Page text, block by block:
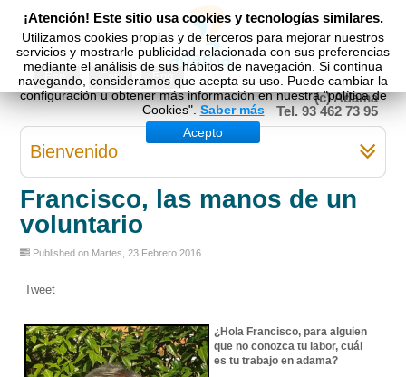
Esp Cat Eng
(c) Adama
Tel. 93 462 73 95
¡Atención! Este sitio usa cookies y tecnologías similares.
Utilizamos cookies propias y de terceros para mejorar nuestros
servicios y mostrarle publicidad relacionada con sus preferencias
mediante el análisis de sus hábitos de navegación. Si continua
navegando, consideramos que acepta su uso. Puede cambiar la
configuración u obtener más información en nuestra "política de
Cookies". Saber más
Acepto
Bienvenido
Francisco, las manos de un
voluntario
Published on Martes, 23 Febrero 2016
Tweet
¿Hola Francisco, para alguien
que no conozca tu labor, cuál
es tu trabajo en adama?